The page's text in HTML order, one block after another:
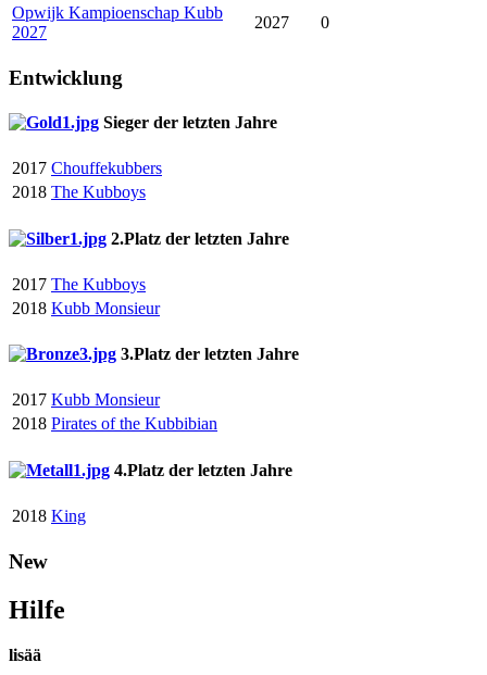
Opwijk Kampioenschap Kubb
2027
2027 0
Entwicklung
Sieger der letzten Jahre
2017 Chouffekubbers
2018 The Kubboys
2.Platz der letzten Jahre
2017 The Kubboys
2018 Kubb Monsieur
3.Platz der letzten Jahre
2017 Kubb Monsieur
2018 Pirates of the Kubbibian
4.Platz der letzten Jahre
2018 King
New
Hilfe
lisää